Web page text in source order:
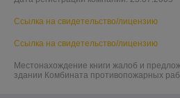
Ссылка на свидетельство/лицензию
Ссылка на свидетельство/лицензию
Местонахождение книги жалоб и
здании Комбината противопожарных